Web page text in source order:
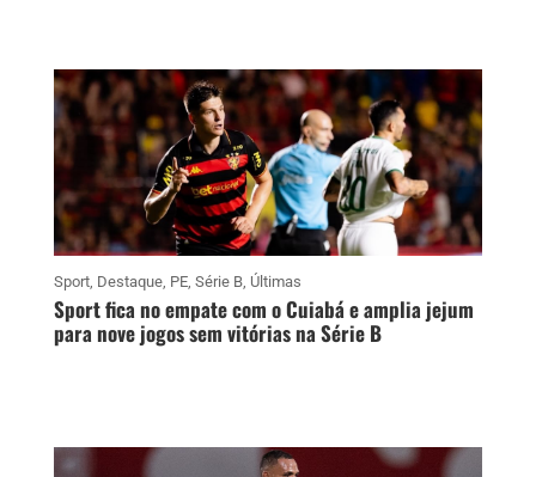
Sport, Destaque, PE, Série B, Últimas
Sport fica no empate com o Cuiabá e amplia jejum
para nove jogos sem vitórias na Série B